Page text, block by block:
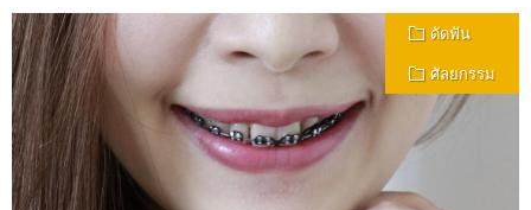
ดัดฟัน
ศัลยกรรม